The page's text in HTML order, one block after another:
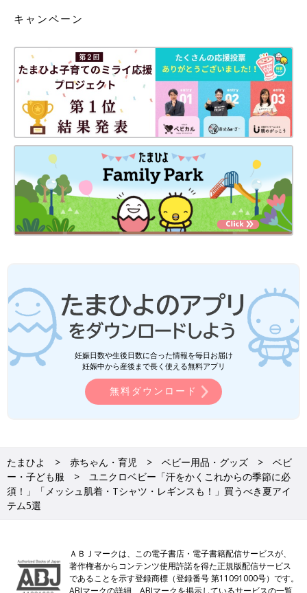
キャンペーン
妊娠日数や生後日数に合った情報を毎日お届け
妊娠中から産後まで長く使える無料アプリ
無料ダウンロード
たまひよ 赤ちゃん・育児 ベビー用品・グッズ
ベビ
ー・子ども服
ユニクロベビー「汗をかくこれからの季節に必
須！」「メッシュ肌着・Tシャツ・レギンスも！」買うべき夏アイ
テム5選
ＡＢＪマークは、この電子書店・電子書籍配信サービスが、
著作権者からコンテンツ使用許諾を得た正規版配信サービス
であることを示す登録商標（登録番号 第11091000号）です。
ABJマークの詳細、ABJマークを掲示しているサービスの一覧